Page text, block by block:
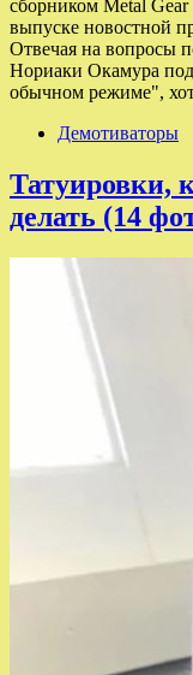
сборником Metal
выпуске новостной
Отвечая на вопросы
Нориаки Окамура
обычном режиме",
Демотиваторы
Татуировки,
делать (14